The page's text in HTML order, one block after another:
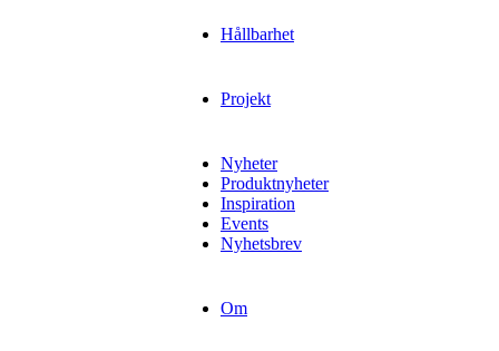
Hållbarhet
Projekt
Nyheter
Produktnyheter
Inspiration
Events
Nyhetsbrev
Om